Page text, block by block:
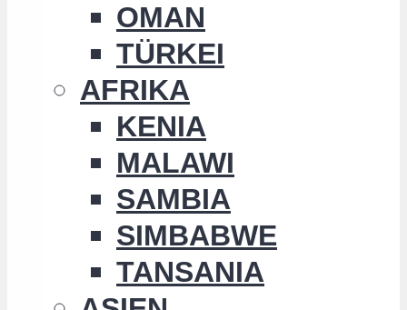
OMAN
TÜRKEI
AFRIKA
KENIA
MALAWI
SAMBIA
SIMBABWE
TANSANIA